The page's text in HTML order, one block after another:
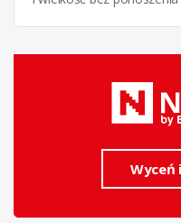
Wyceń